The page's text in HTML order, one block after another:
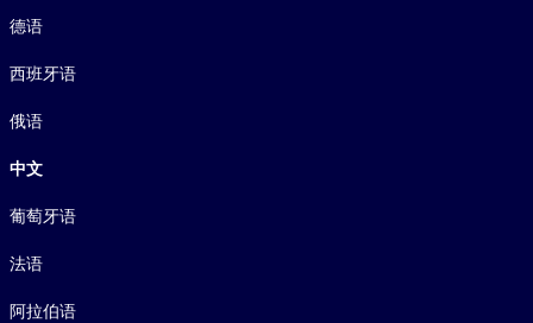
德语
西班牙语
俄语
中文
葡萄牙语
法语
阿拉伯语